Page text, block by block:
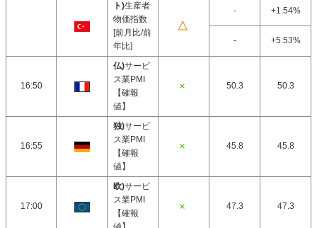
ト)生産者
物価指数
[前月比/前
年比]
- +1.54%
- +5.53%
16:50
仏)サービ
ス業PMI
【確報
値】
50.3 50.3
16:55
独)サービ
ス業PMI
【確報
値】
45.8 45.8
17:00
欧)サービ
ス業PMI
【確報
47.3 47.3